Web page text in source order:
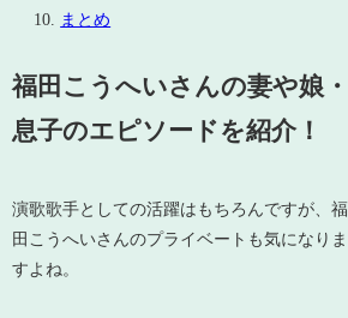
まとめ
福田こうへいさんの妻や娘・
息子のエピソードを紹介！
演歌歌手としての活躍はもちろんですが、福
田こうへいさんのプライベートも気になりま
すよね。